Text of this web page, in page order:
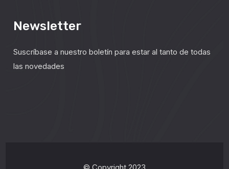
Newsletter
Suscríbase a nuestro boletín para estar al tanto de todas
las novedades